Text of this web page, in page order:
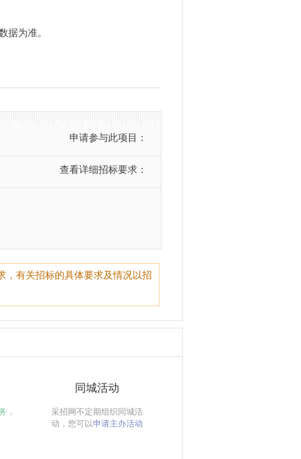
据为准。
申请参与此项目：
查看详细招标要求：
，有关招标的具体要求及情况以招
，
同城活动
采招网不定期组织同城活
动，您可以申请主办活动